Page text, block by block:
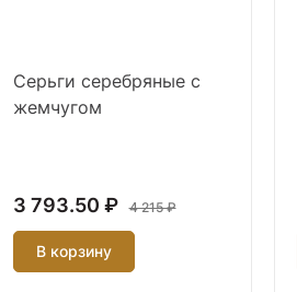
Серьги серебряные с
жемчугом
3 793.50 ₽ 4 215 ₽
В корзину